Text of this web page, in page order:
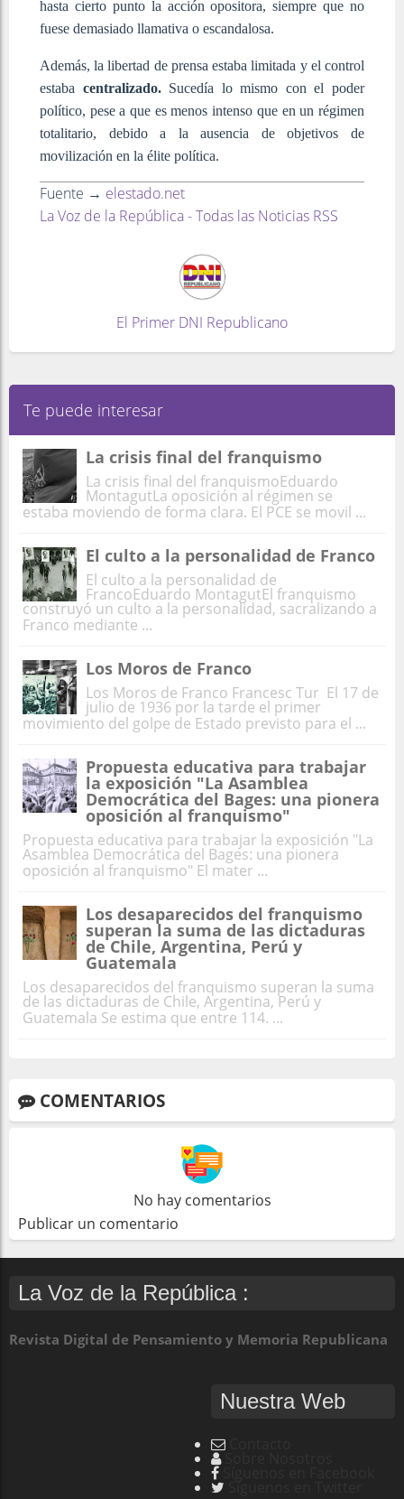
hasta cierto punto la acción opositora, siempre que no
fuese demasiado llamativa o escandalosa.
Además, la libertad de prensa estaba limitada y el control
estaba centralizado. Sucedía lo mismo con el poder
político, pese a que es menos intenso que en un régimen
totalitario, debido a la ausencia de objetivos de
movilización en la élite política.
Fuente → elestado.net
La Voz de la República - Todas las Noticias RSS
El Primer DNI Republicano
Te puede interesar
La crisis final del franquismo
La crisis final del franquismoEduardo
MontagutLa oposición al régimen se
estaba moviendo de forma clara. El PCE se movil ...
El culto a la personalidad de Franco
El culto a la personalidad de
FrancoEduardo MontagutEl franquismo
construyó un culto a la personalidad, sacralizando a
Franco mediante ...
Los Moros de Franco
Los Moros de Franco Francesc Tur El 17 de
julio de 1936 por la tarde el primer
movimiento del golpe de Estado previsto para el ...
Propuesta educativa para trabajar
la exposición "La Asamblea
Democrática del Bages: una pionera
oposición al franquismo"
Propuesta educativa para trabajar la exposición "La
Asamblea Democrática del Bages: una pionera
oposición al franquismo" El mater ...
Los desaparecidos del franquismo
superan la suma de las dictaduras
de Chile, Argentina, Perú y
Guatemala
Los desaparecidos del franquismo superan la suma
de las dictaduras de Chile, Argentina, Perú y
Guatemala Se estima que entre 114. ...
COMENTARIOS
No hay comentarios
Publicar un comentario
La Voz de la República :
Revista Digital de Pensamiento y Memoria Republicana
Nuestra Web